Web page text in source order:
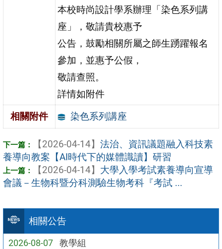
相關公告
2026-08-07 教學組
本校時尚設計學系辦理「染色系列講
座」，敬請貴校惠予
公告，鼓勵相關所屬之師生踴躍報名
參加，並惠予公假，
敬請查照。
詳情如附件
相關附件
染色系列講座
【2026-04-14】 法治、資訊議題融入科技素
養導向教案【AI時代下的媒體識讀】研習
【2026-04-14】 大學入學考試素養導向宣導
會議－生物科暨分科測驗生物考科『考試 ...